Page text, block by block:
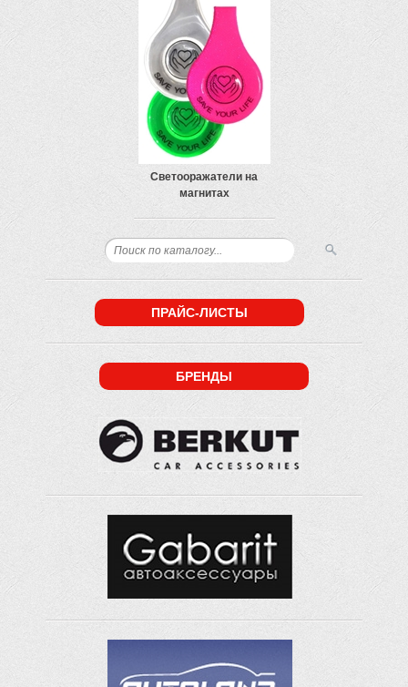
Светооражатели на
магнитах
ПРАЙС-ЛИСТЫ
БРЕНДЫ